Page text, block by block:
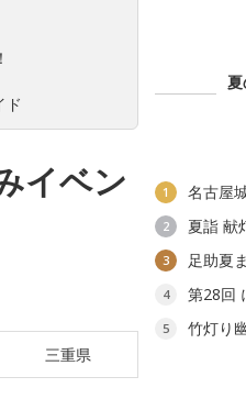
ド
イベン
三重県
1 名古屋
2 夏詣 献
3 足助夏
4 第28回
5
竹灯り